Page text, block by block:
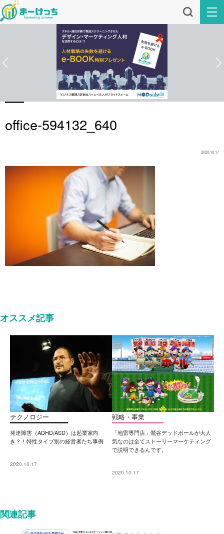
office-594132_640
2020.10.17
オススメ記事
テクノロジー
発達障害（ADHD/ASD）は起業家向
き？！特性タイプ別の経営者たち事例
2020.10.17
戦略・事業
「地雷専門店」鶯谷デッドボールが大人
気なのは全てストーリーマーケティング
で説明できるんです。
2020.10.17
関連記事